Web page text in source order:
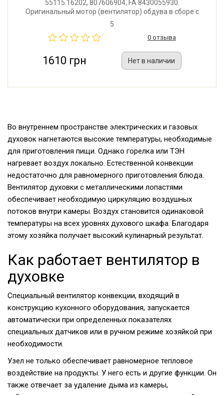
55115.16202, 807606904, FA 8430055930.
Оригинальный мотор (вентилятор) обдува в сборе с
крыльчаткой для духовки и духового шкафа
Ebmpapst (Словения).
5
0 отзыва
1610 грн Нет в наличии
Во внутреннем пространстве электрических и газовых
духовок нагнетаются высокие температуры, необходимые
для приготовления пищи. Однако горелка или ТЭН
нагревает воздух локально. Естественной конвекции
недостаточно для равномерного приготовления блюда.
Вентилятор духовки с металлическими лопастями
обеспечивает необходимую циркуляцию воздушных
потоков внутри камеры. Воздух становится одинаковой
температуры на всех уровнях духового шкафа. Благодаря
этому хозяйка получает высокий кулинарный результат.
Как работает вентилятор в
духовке
Специальный вентилятор конвекции, входящий в
конструкцию кухонного оборудования, запускается
автоматически при определенных показателях
специальных датчиков или в ручном режиме хозяйкой при
необходимости.
Узел не только обеспечивает равномерное тепловое
воздействие на продукты. У него есть и другие функции. Он
также отвечает за удаление дыма из камеры,